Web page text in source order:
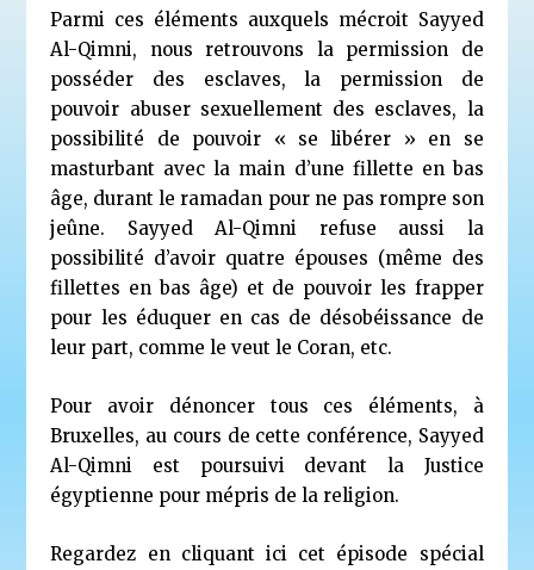
Parmi ces éléments auxquels mécroit Sayyed
Al-Qimni, nous retrouvons la permission de
posséder des esclaves, la permission de
pouvoir abuser sexuellement des esclaves, la
possibilité de pouvoir « se libérer » en se
masturbant avec la main d’une fillette en bas
âge, durant le ramadan pour ne pas rompre son
jeûne. Sayyed Al-Qimni refuse aussi la
possibilité d’avoir quatre épouses (même des
fillettes en bas âge) et de pouvoir les frapper
pour les éduquer en cas de désobéissance de
leur part, comme le veut le Coran, etc.
Pour avoir dénoncer tous ces éléments, à
Bruxelles, au cours de cette conférence, Sayyed
Al-Qimni est poursuivi devant la Justice
égyptienne pour mépris de la religion.
Regardez en cliquant ici cet épisode spécial